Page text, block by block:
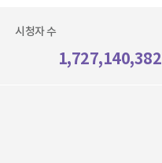
시청자 수
1,727,140,382